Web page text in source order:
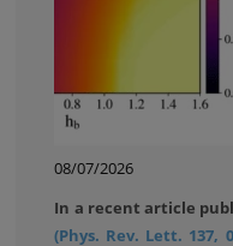
08/07/2026
In a recent article
(Phys. Rev. Lett. 137,